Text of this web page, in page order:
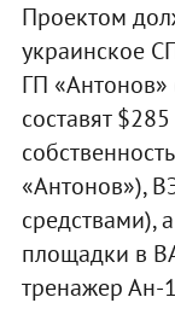
Проектом
украинское
ГП «Антонов»
составят
«Антонов»),
средствами),
площадки в
тренажер Ан-